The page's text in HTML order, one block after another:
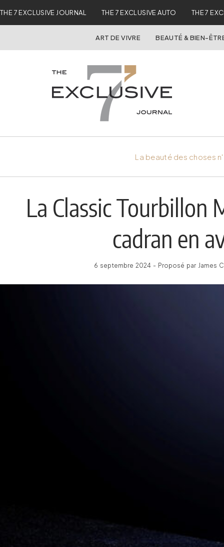
THE 7 EXCLUSIVE JOURNAL THE 7 EXCLUSIVE AUTO THE 7
ART DE VIVRE BEAUTÉ & BIEN-
La beauté des choses
La Classic Tourbillon
cadran en
6 septembre 2024 - Proposé par James